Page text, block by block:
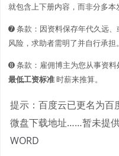
就包含上下册内容，而非分多本
➐ 条款：因资料保存年代久远
风险，求助者需明了并自行承担。
➑ 条款：雇佣博主为您从事资
最低工资标准时薪来推算。
提示：百度云已更名为百
微盘下载地址……暂未提供
WORD